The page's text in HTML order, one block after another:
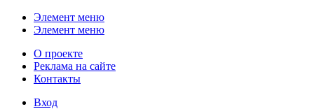
Элемент меню
Элемент меню
О проекте
Реклама на сайте
Контакты
Вход